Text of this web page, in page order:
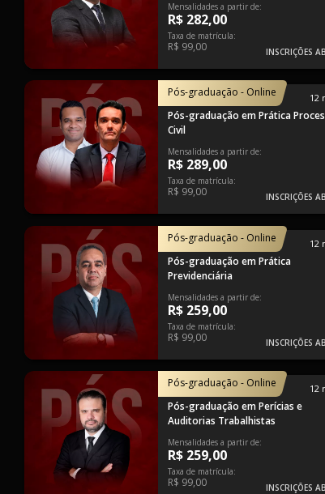
Mensalidades a partir de:
R$ 282,00
Taxa de matrícula:
R$ 99,00 INSCRIÇÕES
Pós-graduação - Online 12
Pós-graduação em Prática
Civil
Mensalidades a partir de:
R$ 289,00
Taxa de matrícula:
R$ 99,00 INSCRIÇÕES
Pós-graduação - Online 12
Pós-graduação em Prática
Previdenciária
Mensalidades a partir de:
R$ 259,00
Taxa de matrícula:
R$ 99,00 INSCRIÇÕES
Pós-graduação - Online 12
Pós-graduação em Perícias e
Auditorias Trabalhistas
Mensalidades a partir de:
R$ 259,00
Taxa de matrícula:
R$ 99,00 INSCRIÇÕES